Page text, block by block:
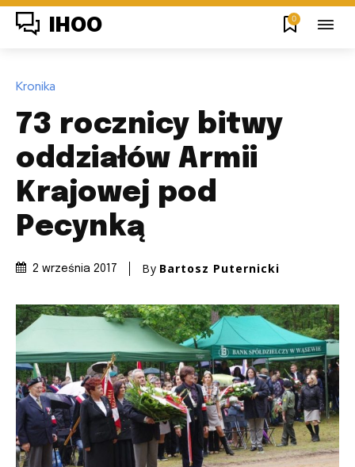
IHOO 0
Kronika
73 rocznicy bitwy
oddziałów Armii
Krajowej pod
Pecynką
2 września 2017 By Bartosz Puternicki